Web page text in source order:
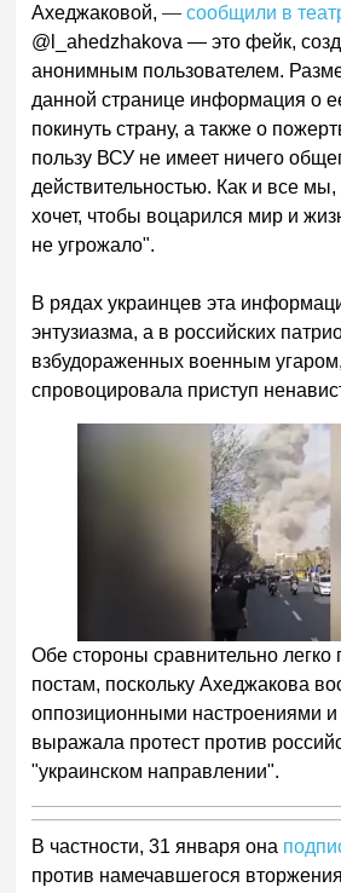
Ахеджаковой,— сообщили в
@l_ahedzhakova — это фейк,
анонимным пользователем.
данной странице информация о
покинуть страну, а также о
пользу ВСУ не имеет ничего
действительностью. Как и все
хочет, чтобы воцарился мир и
не угрожало".
В рядах украинцев эта
энтузиазма, а в российских
взбудораженных военным
спровоцировала приступ
Обе стороны сравнительно легко
постам, поскольку Ахеджакова
оппозиционными настроениями и
выражала протест против
"украинском направлении".
В частности, 31 января она
против намечавшегося